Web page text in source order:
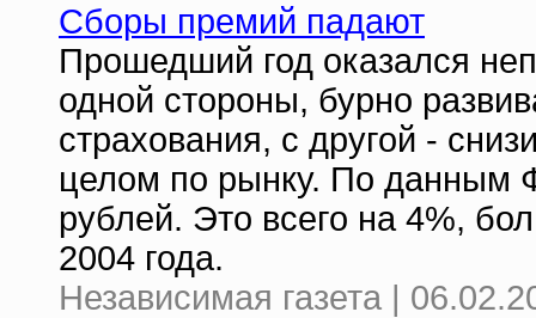
Сборы премий падают
Прошедший год оказался
одной стороны, бурно
страхования, с другой -
целом по рынку. По
рублей. Это всего на 4%,
2004 года.
Независимая газета |